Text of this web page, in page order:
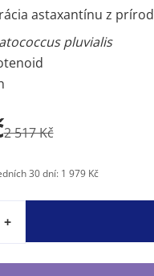
astaxantínu z
pluvialis
2 517 Kč
30 dní: 1 979 Kč
+